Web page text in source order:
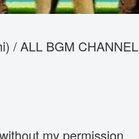
/ ALL BGM CHANNEL
my permission.